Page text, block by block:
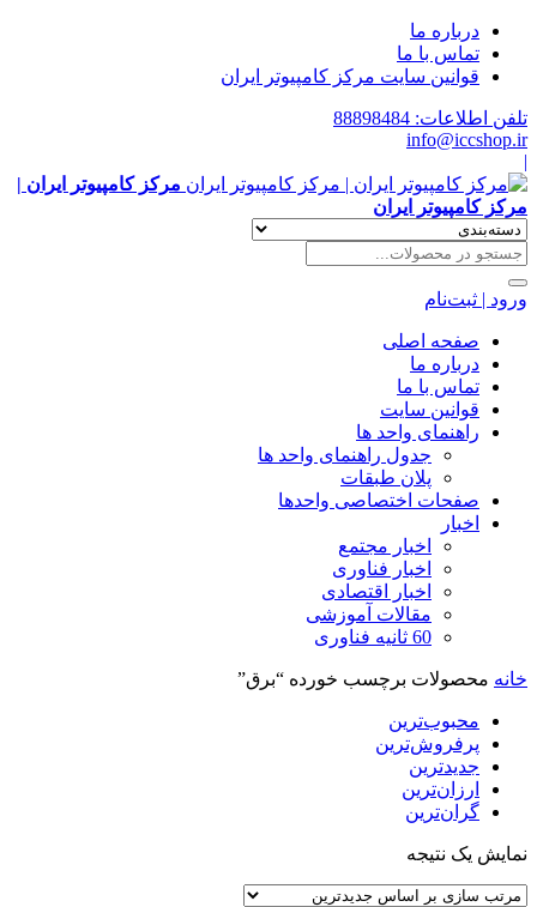
درباره ما
تماس با ما
قوانین سایت مرکز کامپیوتر ایران
تلفن اطلاعات: 88898484
info@iccshop.ir
|
مرکز کامپیوتر ایران |
مرکز کامپیوتر ایران
ورود | ثبت‌نام
صفحه اصلی
درباره ما
تماس با ما
قوانین سایت
راهنمای واحد ها
جدول راهنمای واحد ها
پلان طبقات
صفحات اختصاصی واحدها
اخبار
اخبار مجتمع
اخبار فناوری
اخبار اقتصادی
مقالات آموزشی
60 ثانیه فناوری
خانه محصولات برچسب خورده “برق”
محبوب‌ترین
پرفروش‌ترین
جدیدترین
ارزان‌ترین
گران‌ترین
نمایش یک نتیجه